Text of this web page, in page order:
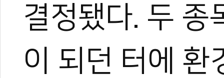
결정됐다. 두 종
이 되던 터에 환